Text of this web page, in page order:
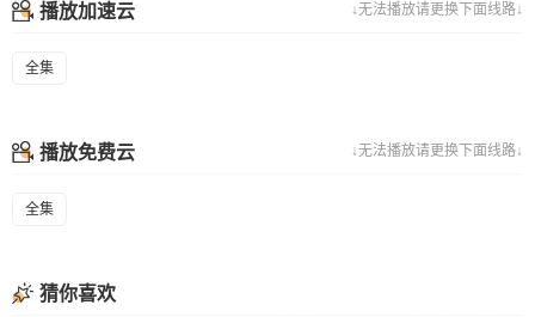
↓无法播放请更换下面线路↓
播放加速云
全集
↓无法播放请更换下面线路↓
播放免费云
全集
猜你喜欢